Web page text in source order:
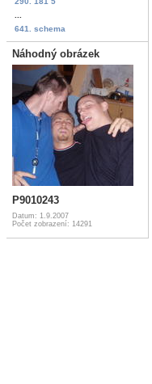
641. schema
Náhodný obrázek
P9010243
Datum: 1.9.2007
Počet zobrazení: 14291